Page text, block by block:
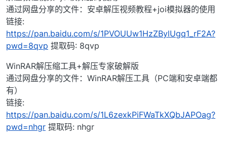
通过网盘分享的文件：安卓解压视频教程+joi模拟器的使用
链接:
https://pan.baidu.com/s/1PVOUUw1HzZBylUgq1_rF2A?
pwd=8qvp 提取码: 8qvp
WinRAR解压缩工具+解压专家破解版
通过网盘分享的文件：WinRAR解压工具（PC端和安卓端都
有）
链接:
https://pan.baidu.com/s/1L6zexkPiFWaTkXQbJAPOag?
pwd=nhgr 提取码: nhgr